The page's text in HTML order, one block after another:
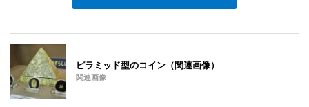
ピラミッド型のコイン（関連画像）
関連画像